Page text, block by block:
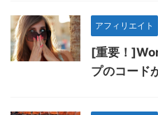
アフィリエイト
[重要！
プのコード